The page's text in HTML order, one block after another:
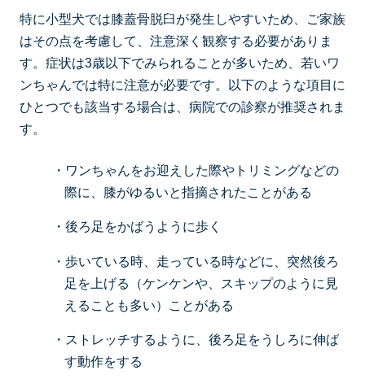
特に小型犬では膝蓋骨脱臼が発生しやすいため、ご家族
はその点を考慮して、注意深く観察する必要がありま
す。症状は3歳以下でみられることが多いため、若いワ
ンちゃんでは特に注意が必要です。以下のような項目に
ひとつでも該当する場合は、病院での診察が推奨されま
す。
・ワンちゃんをお迎えした際やトリミングなどの
際に、膝がゆるいと指摘されたことがある
・後ろ足をかばうように歩く
・歩いている時、走っている時などに、突然後ろ
足を上げる（ケンケンや、スキップのように見
えることも多い）ことがある
・ストレッチするように、後ろ足をうしろに伸ば
す動作をする